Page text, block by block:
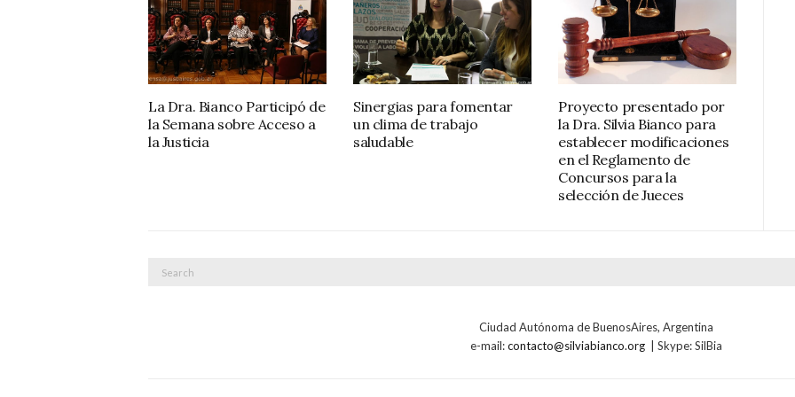
La Dra. Bianco Participó de
la Semana sobre Acceso a
la Justicia
Sinergias para fomentar
un clima de trabajo
saludable
Proyecto presentado por
la Dra. Silvia Bianco para
establecer modificaciones
en el Reglamento de
Concursos para la
selección de Jueces
Search
Ciudad Autónoma de BuenosAires, Argentina
e-mail:contacto@silviabianco.org | Skype: SilBia